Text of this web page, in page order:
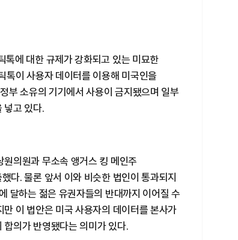
톡에 대한 규제가 강화되고 있는 미묘한
톡이 사용자 데이터를 이용해 미국인을
부 소유의 기기에서 사용이 금지됐으며 일부
넣고 있다.
의원과 무소속 앵거스 킹 메인주
다. 물론 앞서 이와 비슷한 법인이 통과되지
달하는 젊은 유권자들의 반대까지 이어질 수
이 법안은 미국 사용자의 데이터를 본사가
의가 반영됐다는 의미가 있다.